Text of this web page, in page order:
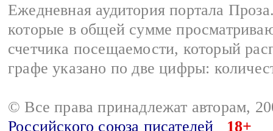
Ежедневная аудитория портала
которые в общей сумме
счетчика посещаемости, который
графе указано по две цифры:
© Все права принадлежат авторам,
Российского союза писателей
18+